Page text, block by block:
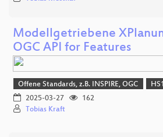
Modellgetriebene
OGC API for Features
Offene Standards, z.B. INSPIRE, OGC
2025-03-27
162
Tobias Kraft